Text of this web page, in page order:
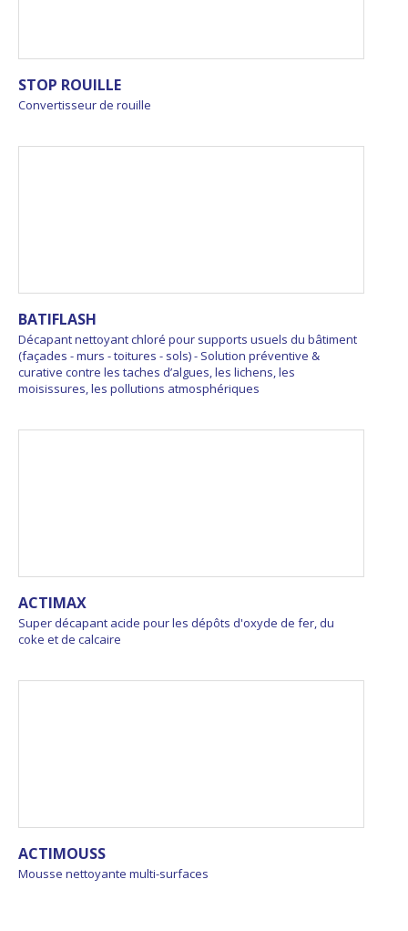
STOP ROUILLE
Convertisseur de rouille
BATIFLASH
Décapant nettoyant chloré pour supports usuels du bâtiment
(façades - murs - toitures - sols) - Solution préventive &
curative contre les taches d’algues, les lichens, les
moisissures, les pollutions atmosphériques
ACTIMAX
Super décapant acide pour les dépôts d'oxyde de fer, du
coke et de calcaire
ACTIMOUSS
Mousse nettoyante multi-surfaces